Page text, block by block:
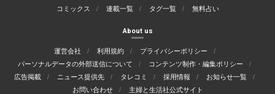
コミックス
連載一覧 タグ一覧 無料占い
About us
運営会社 利用規約
プライバシーポリシー
パーソナルデータの外部送信について
コンテンツ制作・編集ポリシー
広告掲載
ニュース提供先 タレコミ 採用情報
お知らせ一覧
お問い合わせ
主婦と生活社公式サイト